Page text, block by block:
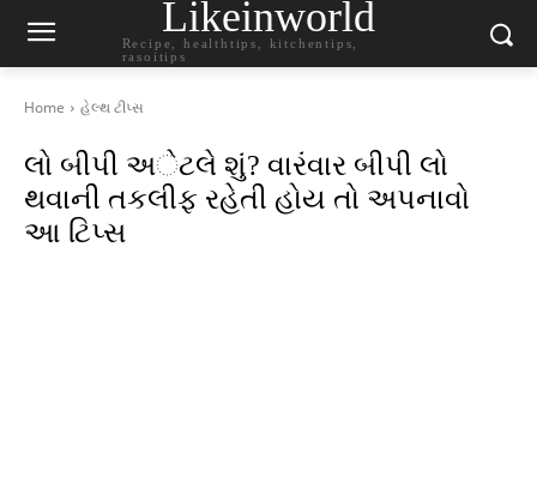
Likeinworld
Recipe, healthtips, kitchentips,
rasoitips
Home હેલ્થ ટીપ્સ
લો બીપી અેટલે શું? વારંવાર બીપી લો
થવાની તકલીફ રહેતી હોય તો અપનાવો
આ ટિપ્સ